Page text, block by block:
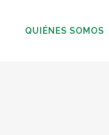
QUIÉNES SOMOS